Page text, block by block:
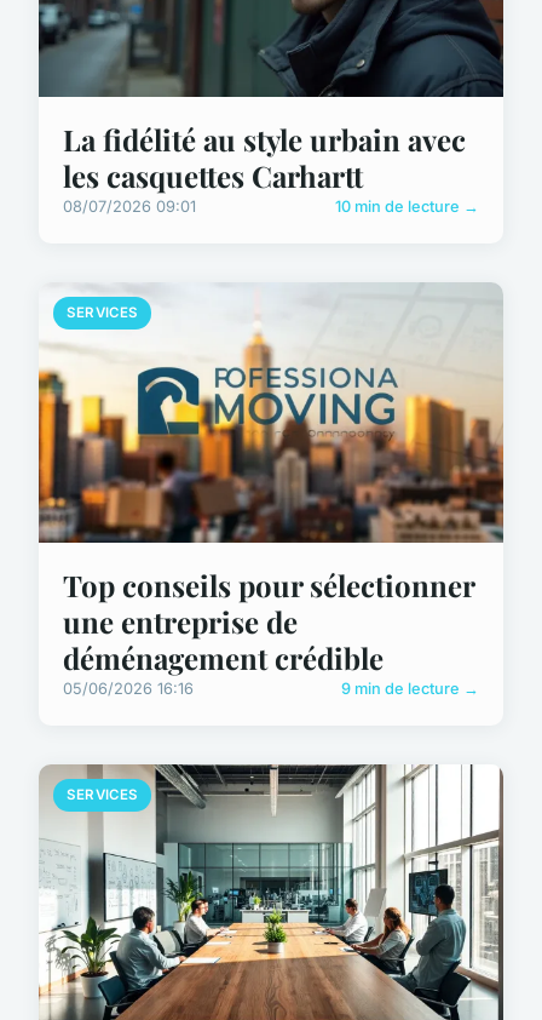
La fidélité au style urbain avec
les casquettes Carhartt
08/07/2026 09:01 10 min de lecture →
SERVICES
Top conseils pour sélectionner
une entreprise de
déménagement crédible
05/06/2026 16:16 9 min de lecture →
SERVICES